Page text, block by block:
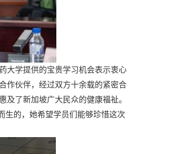
大学提供的宝贵学习机会表示衷心
作伙伴，经过双方十余载的紧密合
了新加坡广大民众的健康福祉。
生的，她希望学员们能够珍惜这次